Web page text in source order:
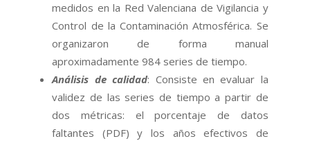
medidos en la Red Valenciana de Vigilancia y
Control de la Contaminación Atmosférica. Se
organizaron de forma manual
aproximadamente 984 series de tiempo.
Análisis de calidad: Consiste en evaluar la
validez de las series de tiempo a partir de
dos métricas: el porcentaje de datos
faltantes (PDF) y los años efectivos de